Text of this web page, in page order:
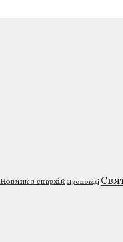
Новини з єпархій Проповіді